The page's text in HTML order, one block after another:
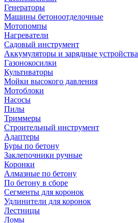
Генераторы
Машины бетоноотделочные
Мотопомпы
Нагреватели
Садовый инструмент
Аккумуляторы и зарядные устройства
Газонокосилки
Культиваторы
Мойки высокого давления
Мотоблоки
Насосы
Пилы
Триммеры
Строительный инструмент
Адаптеры
Буры по бетону
Заклепочники ручные
Коронки
Алмазные по бетону
По бетону в сборе
Сегменты для коронок
Удлинители для коронок
Лестницы
Ломы